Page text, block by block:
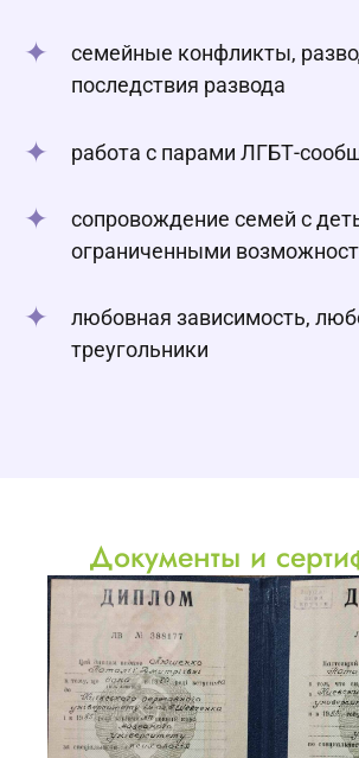
семейные конфликты,
последствия развода
работа с парами ЛГБТ-
сопровождение семей с
ограниченными
любовная зависимость,
треугольники
Документы и